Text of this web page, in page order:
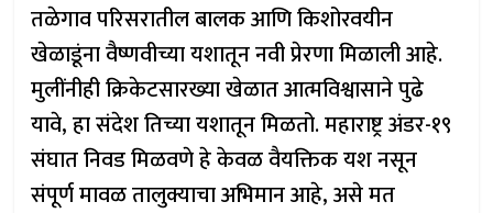
तळेगाव परिसरातील बालक आणि किशोरवयीन
खेळाडूंना वैष्णवीच्या यशातून नवी प्रेरणा मिळाली आहे.
मुलींनीही क्रिकेटसारख्या खेळात आत्मविश्वासाने पुढे
यावे, हा संदेश तिच्या यशातून मिळतो. महाराष्ट्र अंडर-१९
संघात निवड मिळवणे हे केवळ वैयक्तिक यश नसून
संपूर्ण मावळ तालुक्याचा अभिमान आहे, असे मत